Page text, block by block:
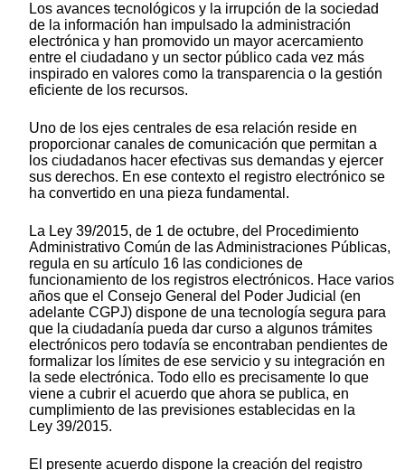
Los avances tecnológicos y la irrupción de la sociedad
de la información han impulsado la administración
electrónica y han promovido un mayor acercamiento
entre el ciudadano y un sector público cada vez más
inspirado en valores como la transparencia o la gestión
eficiente de los recursos.
Uno de los ejes centrales de esa relación reside en
proporcionar canales de comunicación que permitan a
los ciudadanos hacer efectivas sus demandas y ejercer
sus derechos. En ese contexto el registro electrónico se
ha convertido en una pieza fundamental.
La Ley 39/2015, de 1 de octubre, del Procedimiento
Administrativo Común de las Administraciones Públicas,
regula en su artículo 16 las condiciones de
funcionamiento de los registros electrónicos. Hace varios
años que el Consejo General del Poder Judicial (en
adelante CGPJ) dispone de una tecnología segura para
que la ciudadanía pueda dar curso a algunos trámites
electrónicos pero todavía se encontraban pendientes de
formalizar los límites de ese servicio y su integración en
la sede electrónica. Todo ello es precisamente lo que
viene a cubrir el acuerdo que ahora se publica, en
cumplimiento de las previsiones establecidas en la
Ley 39/2015.
El presente acuerdo dispone la creación del registro